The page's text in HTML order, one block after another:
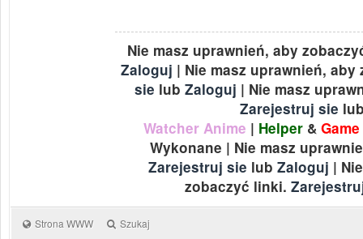
Nie masz uprawnień, aby
Zaloguj | Nie masz uprawnień,
sie lubZaloguj | Nie masz
Zarejestruj sie
Watcher Anime | Helper &
Wykonane | Nie masz
Zarejestruj sie lubZaloguj |
zobaczyć linki.
Strona WWW Szukaj